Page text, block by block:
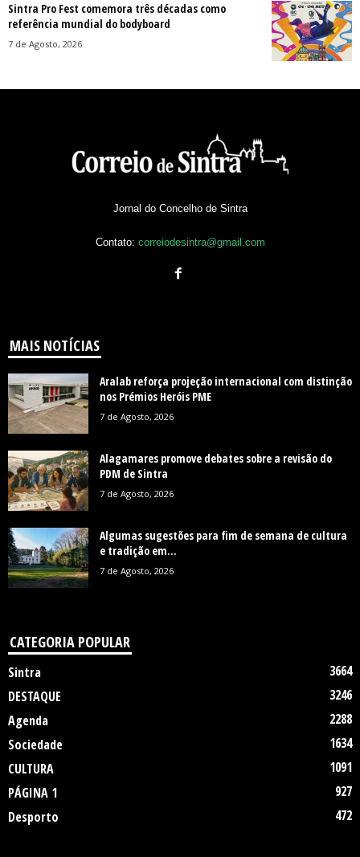
Sintra Pro Fest comemora três décadas como
referência mundial do bodyboard
7 de Agosto, 2026
Jornal do Concelho de Sintra
Contato: correiodesintra@gmail.com
MAIS NOTÍCIAS
Aralab reforça projeção internacional com distinção
nos Prémios Heróis PME
7 de Agosto, 2026
Alagamares promove debates sobre a revisão do
PDM de Sintra
7 de Agosto, 2026
Algumas sugestões para fim de semana de cultura
e tradição em...
7 de Agosto, 2026
CATEGORIA POPULAR
Sintra
3664
DESTAQUE
3246
Agenda
2288
Sociedade
1634
CULTURA
1091
PÁGINA 1
927
Desporto
472